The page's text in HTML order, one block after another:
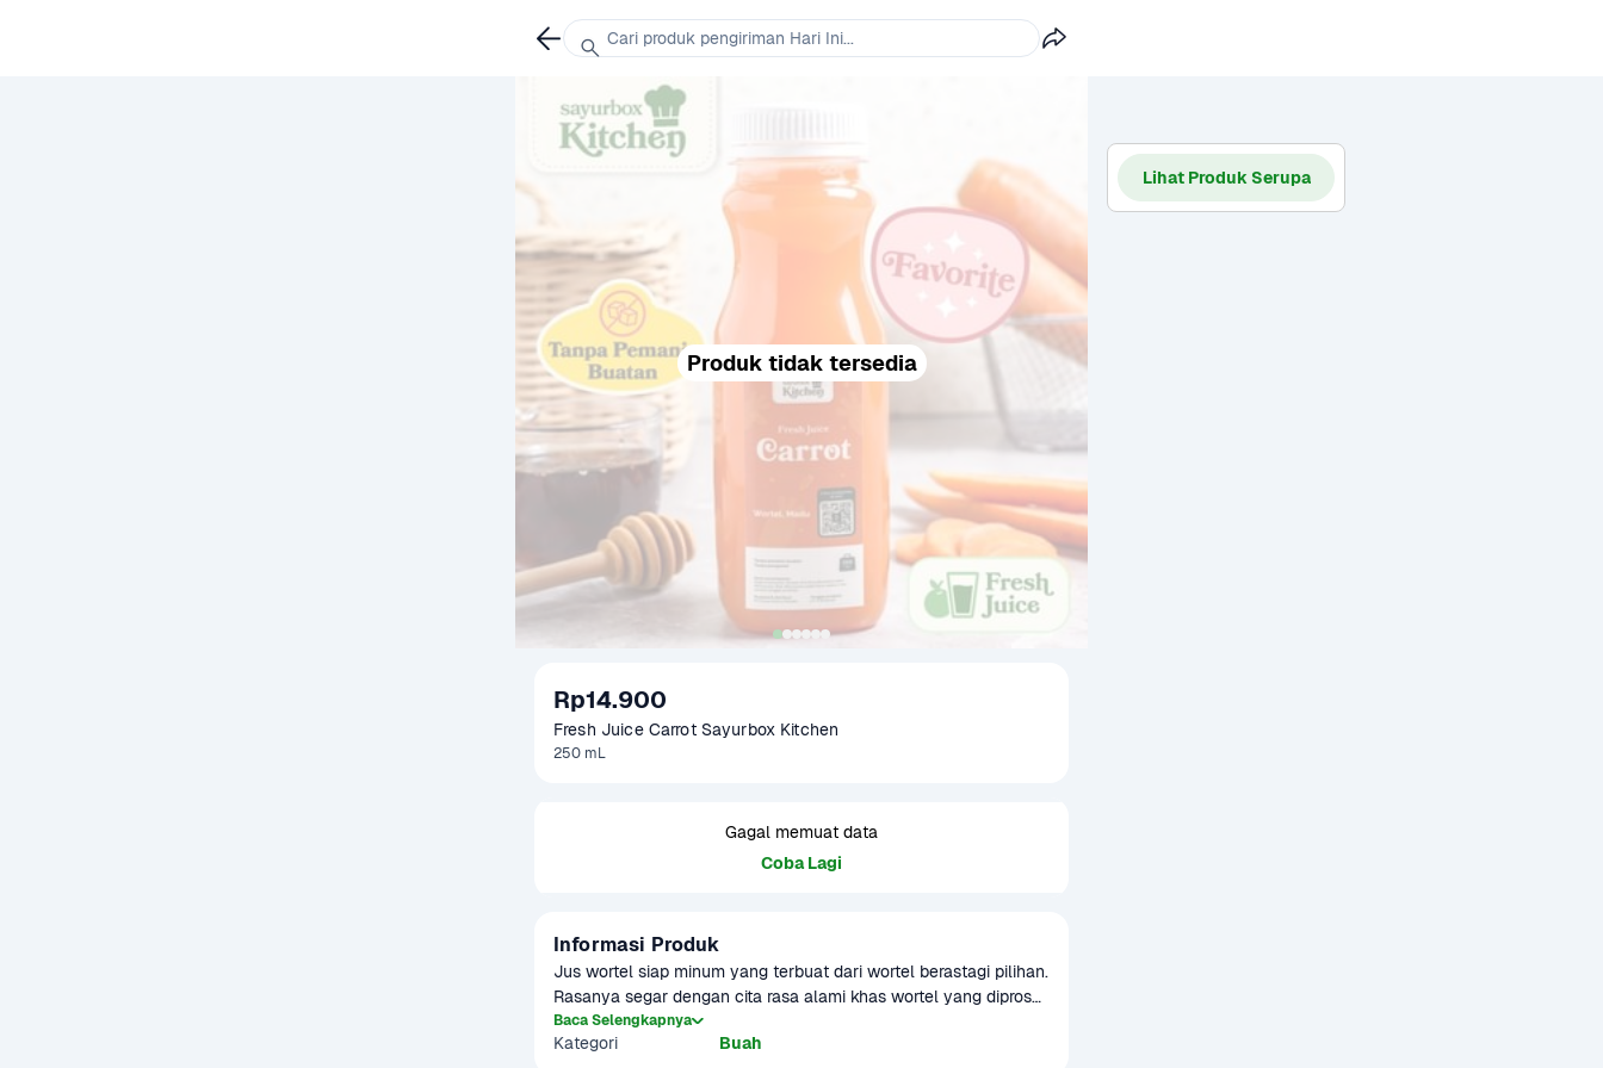
Produk tidak tersedia
Rp14.900
Fresh Juice Carrot Sayurbox Kitchen
250 mL
Gagal memuat data
Coba Lagi
Informasi Produk
Jus wortel siap minum yang terbuat dari wortel berastagi pilihan.
Rasanya segar dengan cita rasa alami khas wortel yang diproses
secara higienis. Tanpa pewarna atau pemanis tambahan. Pas
dikonsumsi untuk menambah konsumsi serat harian. Lebih
Baca Selengkapnya
Kategori Buah
Lihat Produk Serupa
Cari produk pengiriman Hari Ini...